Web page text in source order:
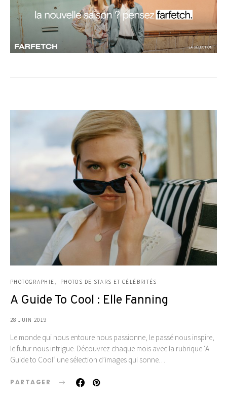
PHOTOGRAPHIE PHOTOS DE STARS ET CÉLÉBRITÉS
A Guide To Cool : Elle Fanning
28 JUIN 2019
Le monde qui nous entoure nous passionne, le passé nous inspire,
le futur nous intrigue. Découvrez chaque mois avec la rubrique ‘A
Guide to Cool‘ une sélection d’images qui sonne…
PARTAGER